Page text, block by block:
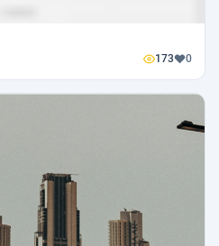
173 0